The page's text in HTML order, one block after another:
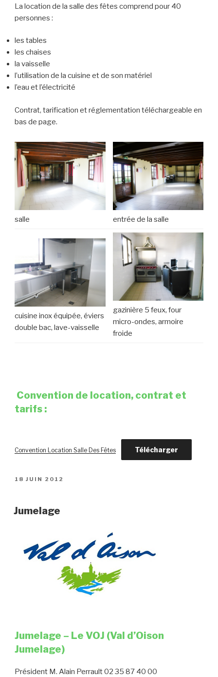
La location de la salle des fêtes comprend pour 40
personnes :
les tables
les chaises
la vaisselle
l’utilisation de la cuisine et de son matériel
l’eau et l’électricité
Contrat, tarification et réglementation téléchargeable en
bas de page.
salle entrée de la salle
cuisine inox équipée, éviers
double bac, lave-vaisselle
gazinière 5 feux, four
micro-ondes, armoire
froide
Convention de location, contrat et
tarifs :
Convention Location Salle Des Fêtes Télécharger
PUBLIÉ
18 JUIN 2012
Jumelage
Jumelage – Le VOJ (Val d’Oison
Jumelage)
Président M. Alain Perrault 02 35 87 40 00